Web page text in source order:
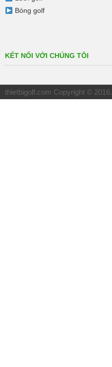
Bóng golf
KẾT NỐI VỚI CHÚNG TÔI
thietbigolf.com Copyright © 2016.